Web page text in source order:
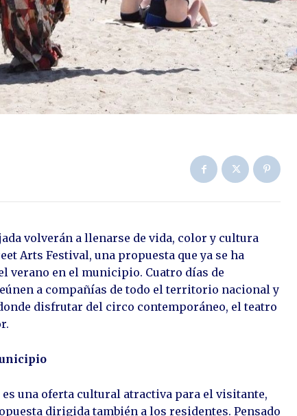
volverán a llenarse de vida, color y cultura
Arts Festival, una propuesta que ya se ha
verano en el municipio. Cuatro días de
a compañías de todo el territorio nacional y
disfrutar del circo contemporáneo, el teatro
una oferta cultural atractiva para el visitante,
dirigida también a los residentes. Pensado